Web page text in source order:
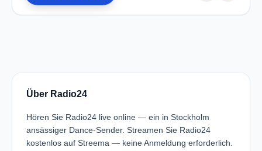
Über Radio24
Hören Sie Radio24 live online — ein in Stockholm
ansässiger Dance-Sender. Streamen Sie Radio24
kostenlos auf Streema — keine Anmeldung erforderlich.